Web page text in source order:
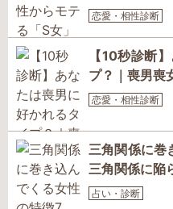
恋愛・相性診断
【10秒診断
プ？｜喪男喪
恋愛・相性診断
三角関係に巻
三角関係に陥
占い・診断